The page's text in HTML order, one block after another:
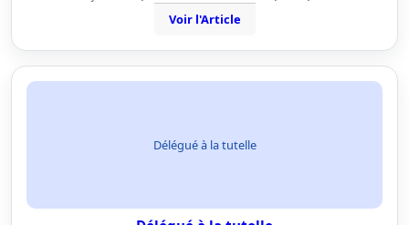
Voir l'Article
Délégué à la tutelle